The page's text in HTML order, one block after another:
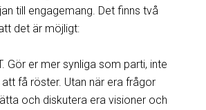
till engagemang. Det finns två
det är möjligt:
Gör er mer synliga som parti, inte
få röster. Utan när era frågor
och diskutera era visioner och